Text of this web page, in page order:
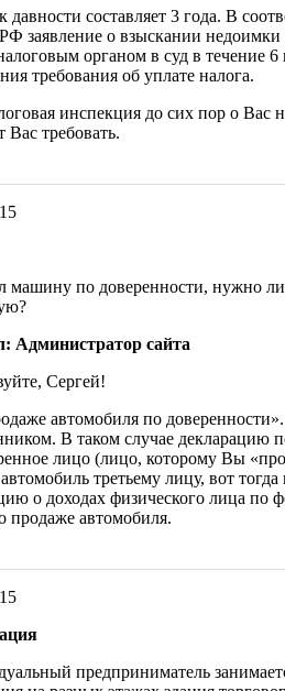
составляет 3 года. В
заявление о взыскании
органом в суд в течение 6
требования об уплате налога.
инспекция до сих пор о Вас
Вас требовать.
машину по доверенности, нужно
Администратор сайта
Сергей!
автомобиля по
В таком случае декларацию
лицо (лицо, которому Вы
третьему лицу, вот
о доходах физического лица
продаже автомобиля.
предприниматель